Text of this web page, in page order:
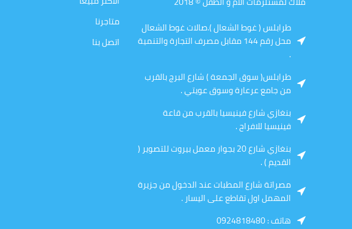
طرابلس ( غوط الشعال ).صالات غوط الشعال
محل رقم 144 مقابل مصرف التجارة والتنمية
.
طرابلس( سوق الجمعة ) شارع البرج بالقرب
من جامع عرعارة وسوق عويتي .
بنغازي شارع فينيسيا بالقرب من قاعة
فينيسيا للافراح .
بنغازي شارع 20 بجوار معمل بيروت للتصوير (
القديم ) .
مصراتة شارع المطبات عند الدخول من جزيرة
المهمل اول تقاطع على اليسار .
هاتف : 0924818480
متاجرنا
اتصل بنا